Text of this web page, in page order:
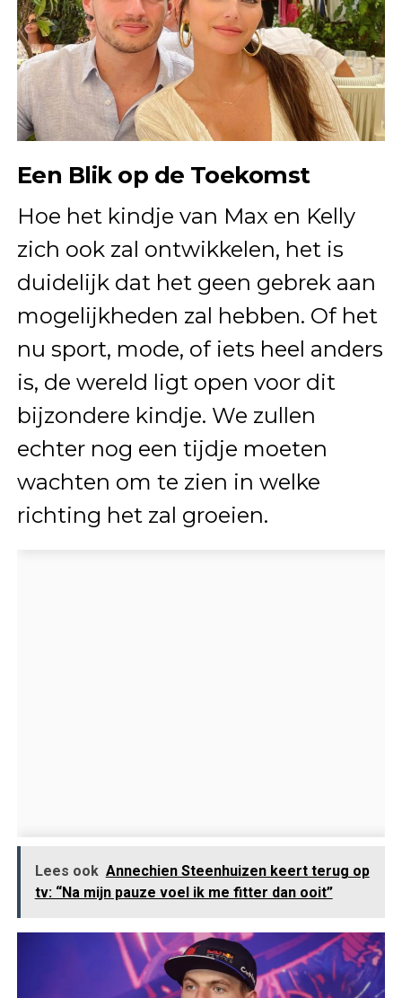
Een Blik op de Toekomst
Hoe het kindje van Max en Kelly
zich ook zal ontwikkelen, het is
duidelijk dat het geen gebrek aan
mogelijkheden zal hebben. Of het
nu sport, mode, of iets heel anders
is, de wereld ligt open voor dit
bijzondere kindje. We zullen
echter nog een tijdje moeten
wachten om te zien in welke
richting het zal groeien.
Lees ook Annechien Steenhuizen keert terug op
tv: “Na mijn pauze voel ik me fitter dan ooit”